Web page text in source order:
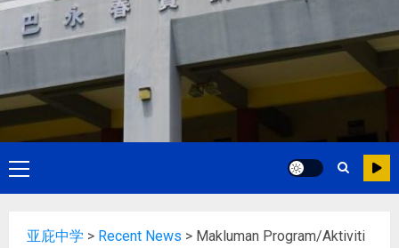
亚庇中学 > Recent News > Makluman Program/Aktiviti